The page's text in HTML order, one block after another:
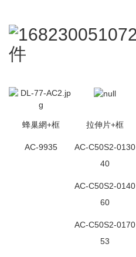
件
蜂巢網+框
AC-9935
拉伸片+框
AC-C50S2-0130
40
AC-C50S2-0140
60
AC-C50S2-0170
53